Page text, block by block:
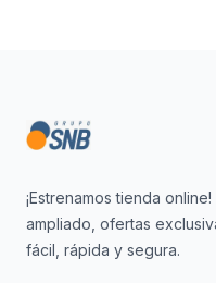
¡Estrenamos tienda
ampliado, ofertas
fácil, rápida y segura.